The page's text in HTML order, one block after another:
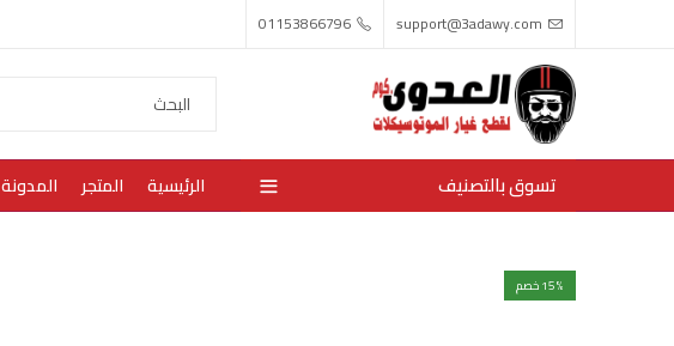
support@3adawy.com
01153866796
تسوق بالتصنيف الرئيسية المتجر المدونة
15% خصم